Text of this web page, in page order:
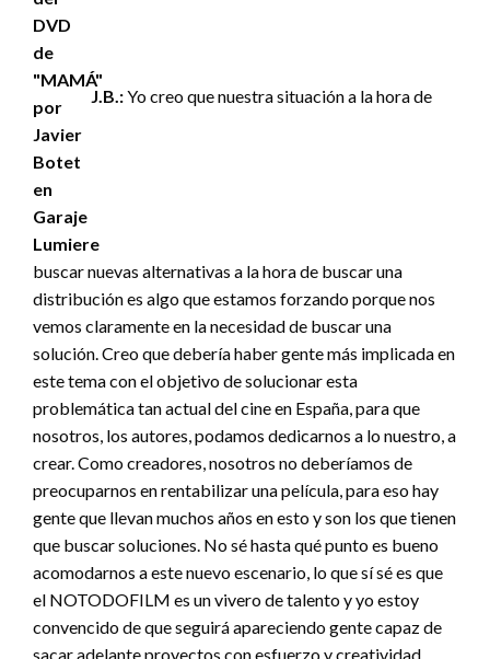
J.B.:Yo creo que nuestra situación a la hora de
buscar nuevas alternativas a la hora de buscar una
distribución es algo que estamos forzando porque nos
vemos claramente en la necesidad de buscar una
solución. Creo que debería haber gente más implicada en
este tema con el objetivo de solucionar esta
problemática tan actual del cine en España, para que
nosotros, los autores, podamos dedicarnos a lo nuestro, a
crear. Como creadores, nosotros no deberíamos de
preocuparnos en rentabilizar una película, para eso hay
gente que llevan muchos años en esto y son los que tienen
que buscar soluciones. No sé hasta qué punto es bueno
acomodarnos a este nuevo escenario, lo que sí sé es que
el NOTODOFILM es un vivero de talento y yo estoy
convencido de que seguirá apareciendo gente capaz de
sacar adelante proyectos con esfuerzo y creatividad.